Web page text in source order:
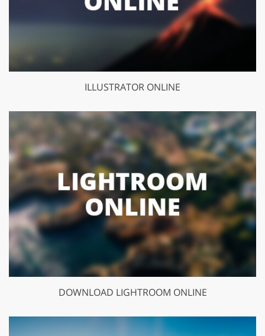
ILLUSTRATOR ONLINE
DOWNLOAD LIGHTROOM ONLINE